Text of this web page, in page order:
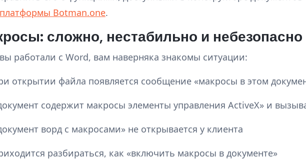
Botman.one.
сложно, нестабильно и небезопасно
работали с Word, вам наверняка знакомы ситуации:
открытии файла появляется сообщение «макросы в этом
содержит макросы элементы управления ActiveX» и
ворд с макросами» не открывается у клиента
разбираться, как «включить макросы в документе»